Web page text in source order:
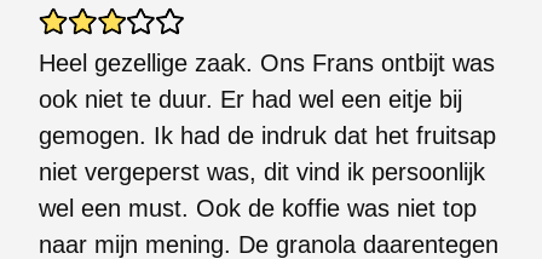
Heel gezellige zaak. Ons Frans ontbijt was
ook niet te duur. Er had wel een eitje bij
gemogen. Ik had de indruk dat het fruitsap
niet vergeperst was, dit vind ik persoonlijk
wel een must. Ook de koffie was niet top
naar mijn mening. De granola daarentegen